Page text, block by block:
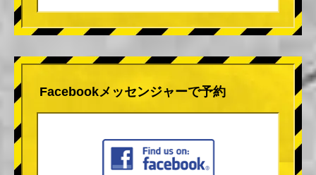
Facebookメッセンジャーで予約